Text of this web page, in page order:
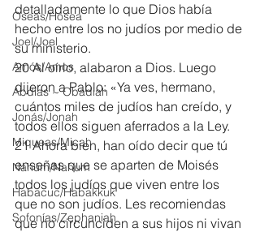
Oseas/Hosea
Joel/Joel
Amós/Amos
Abdías ~ Obadiah
Jonás/Jonah
Miqueas/Micah
Nahúm/Nahum
Habacuc/Habakkuk
Sofonías/Zephaniah
detalladamente lo que Dios había
hecho entre los no judíos por medio de
su ministerio.
20 Al oírlo, alabaron a Dios. Luego
dijeron a Pablo: «Ya ves, hermano,
cuántos miles de judíos han creído, y
todos ellos siguen aferrados a la Ley.
21 Ahora bien, han oído decir que tú
enseñas que se aparten de Moisés
todos los judíos que viven entre los
que no son judíos. Les recomiendas
que no circunciden a sus hijos ni vivan